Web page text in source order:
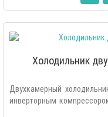
Холодильник
Двухкамерный
инверторным